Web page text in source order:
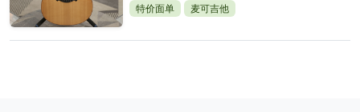
特价面单 麦可吉他